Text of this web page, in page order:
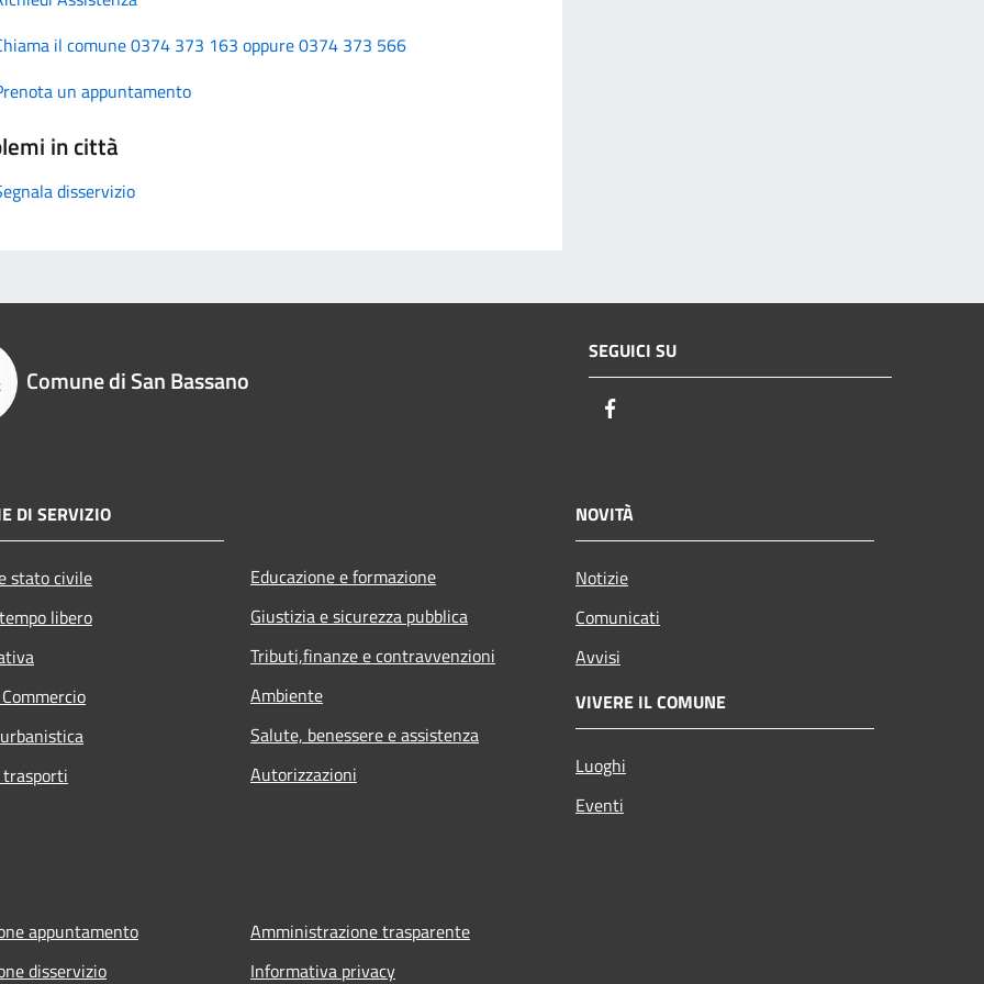
il comune 0374 373 163 oppure 0374 373 566
un appuntamento
in città
disservizio
Comune di San Bassano
SEGUICI SU
DI SERVIZIO
stato civile
libero
Educazione e formazione
Giustizia e sicurezza pubblica
Tributi,finanze e contravvenzioni
Ambiente
Salute, benessere e assistenza
Autorizzazioni
NOVITÀ
Notizie
Comunicati
Avvisi
VIVERE IL COMUNE
Luoghi
Eventi
appuntamento
disservizio
Amministrazione trasparente
Informativa privacy